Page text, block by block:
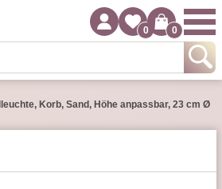
0 0
Korb, Sand, Höhe anpassbar, 23 cm Ø